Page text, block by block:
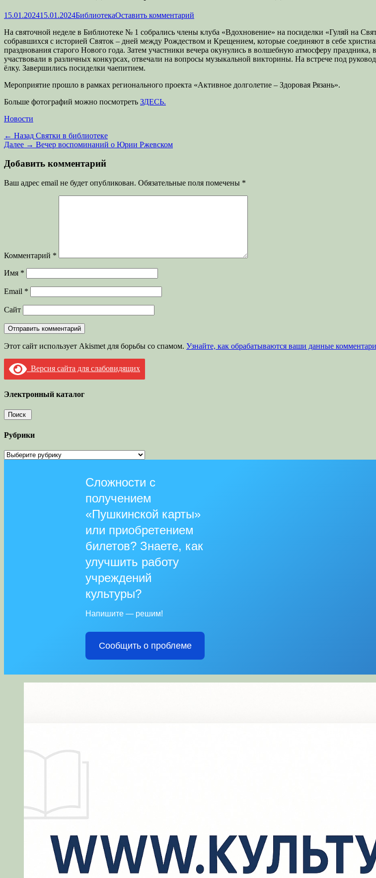
Опубликовано
15.01.202415.01.2024Автор
БиблиотекаОставить комментарий
На святочной неделе в Библиотеке № 1 собрались члены клуба «Вдохновение» на посиделки «Гуляй на
собравшихся с историей Святок – дней между Рождеством и Крещением, которые соединяют в себе
празднования старого Нового года. Затем участники вечера окунулись в волшебную атмосферу
участвовали в различных конкурсах, отвечали на вопросы музыкальной викторины. На встрече под
ёлку. Завершились посиделки чаепитием.
Мероприятие прошло в рамках регионального проекта «Активное долголетие – Здоровая Рязань».
Больше фотографий можно посмотреть ЗДЕСЬ.
Категории
Новости
Навигация
по
записям
← Назад Предыдущая
запись:
Святки в библиотеке
Далее → Следующая
Вечер воспоминаний о Юрии Ржевском
Добавить комментарий
Ваш адрес email не будет опубликован. Обязательные поля помечены *
Комментарий *
Имя *
Email *
Сайт
Этот сайт использует Akismet для борьбы со спамом. Узнайте, как обрабатываются ваши данные
Версия сайта для слабовидящих
Электронный каталог
Рубрики
Рубрики
Сложности с
получением
«Пушкинской карты»
или приобретением
билетов? Знаете, как
улучшить работу
учреждений
культуры?
Напишите — решим!
Сообщить о проблеме